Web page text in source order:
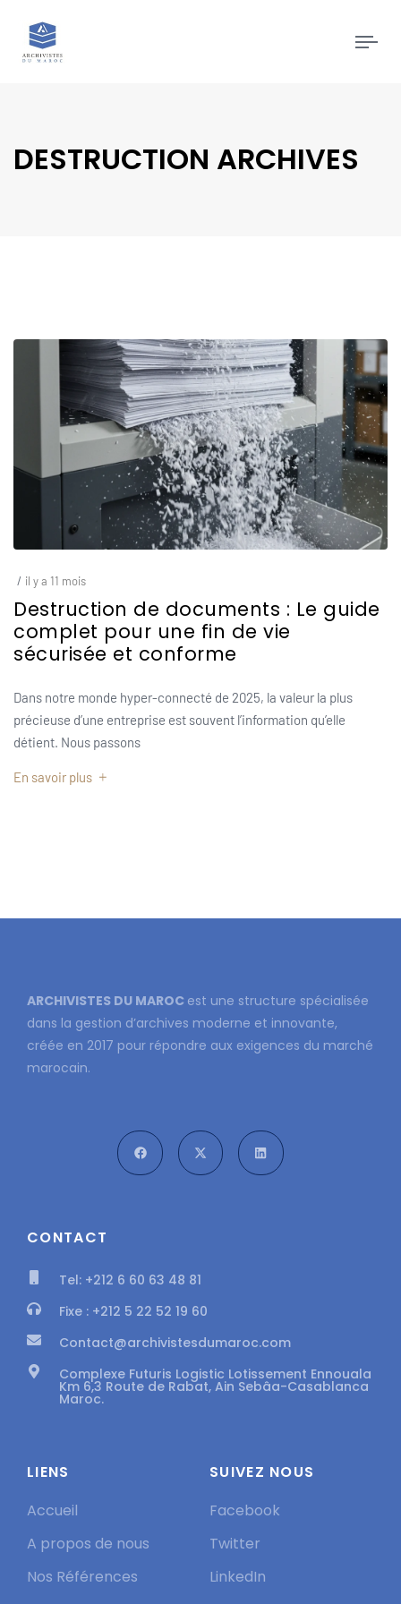
DESTRUCTION ARCHIVES
/ il y a 11 mois
Destruction de documents : Le guide
complet pour une fin de vie
sécurisée et conforme
Dans notre monde hyper-connecté de 2025, la valeur la plus
précieuse d’une entreprise est souvent l’information qu’elle
détient. Nous passons
En savoir plus
ARCHIVISTES DU MAROC est une structure spécialisée
dans la gestion d’archives moderne et innovante,
créée en 2017 pour répondre aux exigences du marché
marocain.
CONTACT
Tel: +212 6 60 63 48 81
Fixe : +212 5 22 52 19 60
Contact@archivistesdumaroc.com
Complexe Futuris Logistic Lotissement Ennouala
Km 6,3 Route de Rabat, Ain Sebâa-Casablanca
Maroc.
LIENS
Accueil
A propos de nous
Nos Références
SUIVEZ NOUS
Facebook
Twitter
LinkedIn